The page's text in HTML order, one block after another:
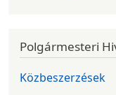
Polgármesteri
Közbeszerzések